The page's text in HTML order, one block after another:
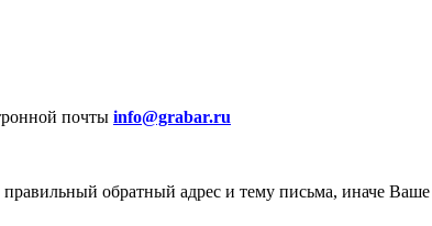
почты info@grabar.ru
обратный адрес и тему письма, иначе Ваше